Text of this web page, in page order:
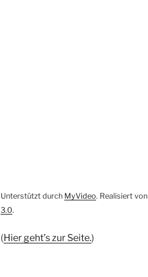
Unterstützt durch MyVideo. Realisiert von
3.0.
(Hier geht’s zur Seite.)